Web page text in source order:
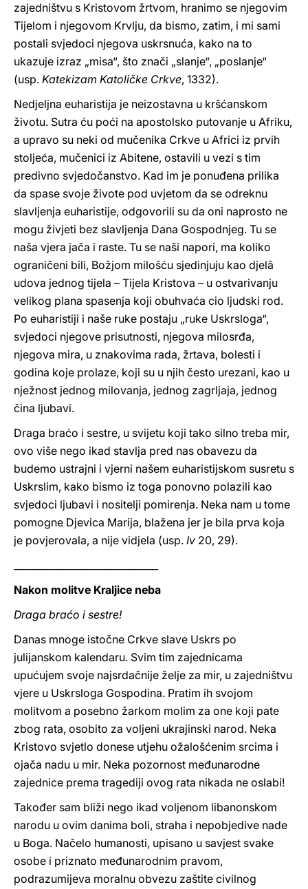
zajedništvu s Kristovom žrtvom, hranimo se njegovim
Tijelom i njegovom Krvlju, da bismo, zatim, i mi sami
postali svjedoci njegova uskrsnuća, kako na to
ukazuje izraz „misa“, što znači „slanje“, „poslanje“
(usp. Katekizam Katoličke Crkve, 1332).
Nedjeljna euharistija je neizostavna u kršćanskom
životu. Sutra ću poći na apostolsko putovanje u Afriku,
a upravo su neki od mučenika Crkve u Africi iz prvih
stoljeća, mučenici iz Abitene, ostavili u vezi s tim
predivno svjedočanstvo. Kad im je ponuđena prilika
da spase svoje živote pod uvjetom da se odreknu
slavljenja euharistije, odgovorili su da oni naprosto ne
mogu živjeti bez slavljenja Dana Gospodnjeg. Tu se
naša vjera jača i raste. Tu se naši napori, ma koliko
ograničeni bili, Božjom milošću sjedinjuju kao djelâ
udova jednog tijela – Tijela Kristova – u ostvarivanju
velikog plana spasenja koji obuhvaća cio ljudski rod.
Po euharistiji i naše ruke postaju „ruke Uskrsloga“,
svjedoci njegove prisutnosti, njegova milosrđa,
njegova mira, u znakovima rada, žrtava, bolesti i
godina koje prolaze, koji su u njih često urezani, kao u
nježnost jednog milovanja, jednog zagrljaja, jednog
čina ljubavi.
Draga braćo i sestre, u svijetu koji tako silno treba mir,
ovo više nego ikad stavlja pred nas obavezu da
budemo ustrajni i vjerni našem euharistijskom susretu s
Uskrslim, kako bismo iz toga ponovno polazili kao
svjedoci ljubavi i nositelji pomirenja. Neka nam u tome
pomogne Djevica Marija, blažena jer je bila prva koja
je povjerovala, a nije vidjela (usp. Iv 20, 29).
Nakon molitve Kraljice neba
Draga braćo i sestre!
Danas mnoge istočne Crkve slave Uskrs po
julijanskom kalendaru. Svim tim zajednicama
upućujem svoje najsrdačnije želje za mir, u zajedništvu
vjere u Uskrsloga Gospodina. Pratim ih svojom
molitvom a posebno žarkom molim za one koji pate
zbog rata, osobito za voljeni ukrajinski narod. Neka
Kristovo svjetlo donese utjehu ožalošćenim srcima i
ojača nadu u mir. Neka pozornost međunarodne
zajednice prema tragediji ovog rata nikada ne oslabi!
Također sam bliži nego ikad voljenom libanonskom
narodu u ovim danima boli, straha i nepobjedive nade
u Boga. Načelo humanosti, upisano u savjest svake
osobe i priznato međunarodnim pravom,
podrazumijeva moralnu obvezu zaštite civilnog